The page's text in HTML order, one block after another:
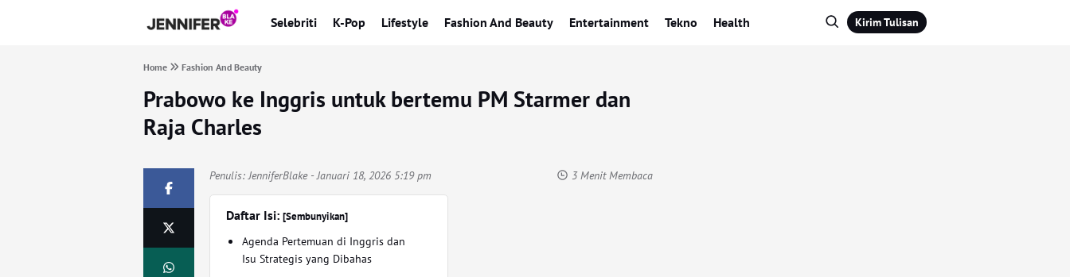
Selebriti K-Pop Lifestyle Fashion And Beauty Entertainment Tekno Health Kirim Tulisan
Home Fashion And Beauty
Prabowo ke Inggris untuk bertemu PM Starmer dan
Raja Charles
Penulis:JenniferBlake- Januari 18, 2026 5:19 pm 3 Menit Membaca
Daftar Isi:[Sembunyikan]
Agenda Pertemuan di Inggris dan
Isu Strategis yang Dibahas